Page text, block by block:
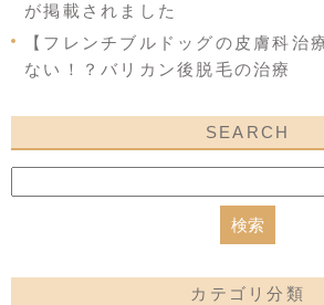
が掲載されました
【フレンチブルドッグの皮膚科治
ない！？バリカン後脱毛の治療
SEARCH
カテゴリ分類